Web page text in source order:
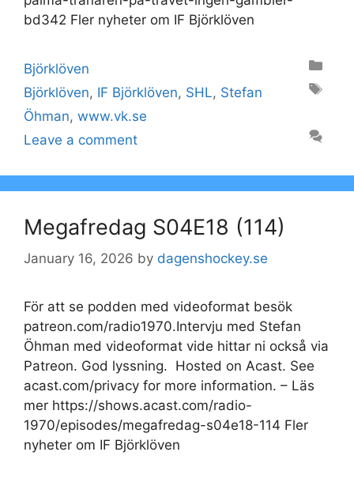
bd342 Fler nyheter om IF Björklöven
Categories
Björklöven
Tags
Björklöven, IF Björklöven, SHL, Stefan
Öhman, www.vk.se
Leave a comment
Megafredag​​ S04E18 (114)
January 16, 2026 by dagenshockey.se
För att se podden med videoformat besök
patreon.com/radio1970.Intervju med Stefan
Öhman med videoformat vide hittar ni också via
Patreon. God lyssning. Hosted on Acast. See
acast.com/privacy for more information. – Läs
mer https://shows.acast.com/radio-
1970/episodes/megafredag-s04e18-114 Fler
nyheter om IF Björklöven